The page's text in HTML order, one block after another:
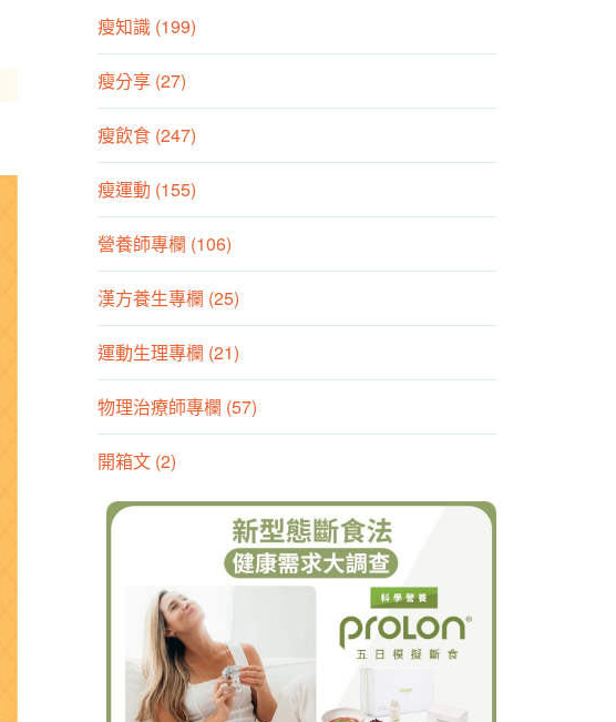
瘦知識 (199)
瘦分享 (27)
瘦飲食 (247)
瘦運動 (155)
營養師專欄 (106)
漢方養生專欄 (25)
運動生理專欄 (21)
物理治療師專欄 (57)
開箱文 (2)